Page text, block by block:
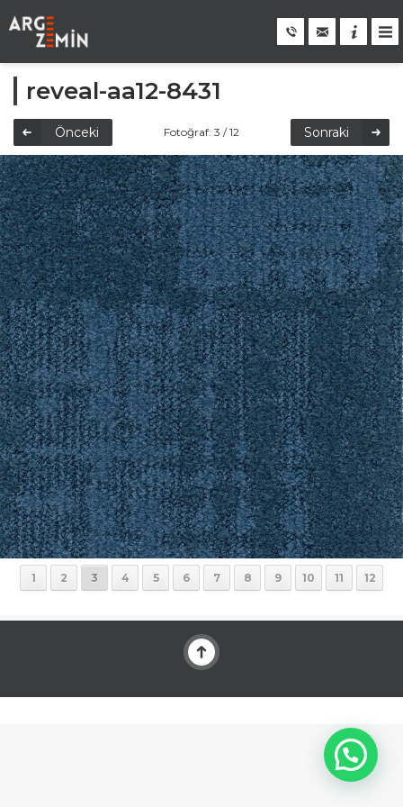
reveal-aa12-8431
Önceki Fotoğraf: 3 / 12 Sonraki
1 2 3 4 5 6 7 8 9 10 11 12